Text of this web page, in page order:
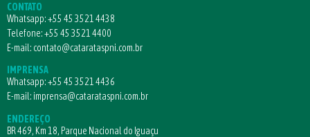
CONTATO
Whatsapp:+55 45 3521 4438
Telefone:+55 45 3521 4400
E-mail: contato@catarataspni.com.br
IMPRENSA
Whatsapp:+55 45 3521 4436
E-mail: imprensa@catarataspni.com.br
ENDEREÇO
BR 469, Km 18, Parque Nacional do Iguaçu